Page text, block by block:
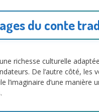
du conte
richesse culturelle
De l’autre côté,
l’imaginaire d’une